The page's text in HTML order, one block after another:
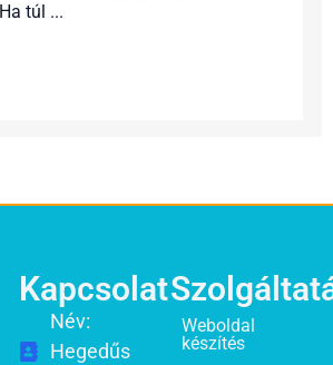
túl ...
Kapcsolat
Név:
Hegedűs
Weboldal
készítés